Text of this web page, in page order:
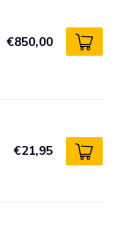
€850,00
€21,95